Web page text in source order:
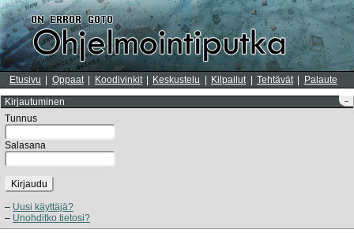
Etusivu Oppaat Koodivinkit Keskustelu Kilpailut Tehtävät Palaute
–
Kirjautuminen
Tunnus
Salasana
Kirjaudu
Uusi käyttäjä?
Unohditko tietosi?